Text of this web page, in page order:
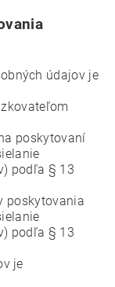
údajov je
poskytovaní
podľa § 13
poskytovania
podľa § 13
je